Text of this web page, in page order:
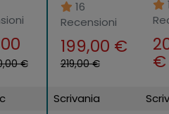
3
con
€
Rovere 120
Scrittoio
Moderna
16
Recensioni
199,00 €
219,00 €
Scrivania